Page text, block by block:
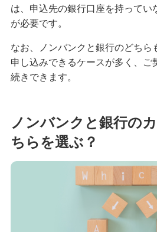
カードローンには手数料が
カードローンの申込手順と
入・返済方法も解説
カードローンを返済しない
スクや防止対策を解説
カードローンで追加融資は
組みや増額についても解説
カードローンの約定返済と
や計画的な返済のコツを解説
は、申込先の銀行口座を持ってい
が必要です。
なお、ノンバンクと銀行のどちら
申し込みできるケースが多く、ご
続きできます。
ノンバンクと銀行の
ちらを選ぶ？